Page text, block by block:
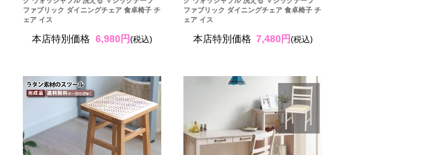
ファブリック ダイニングチェア 食卓椅子 チ
ェア イス
本店特別価格 6,980円(税込)
ファブリック ダイニングチェア 食卓椅子 チ
ェア イス
本店特別価格 7,480円(税込)